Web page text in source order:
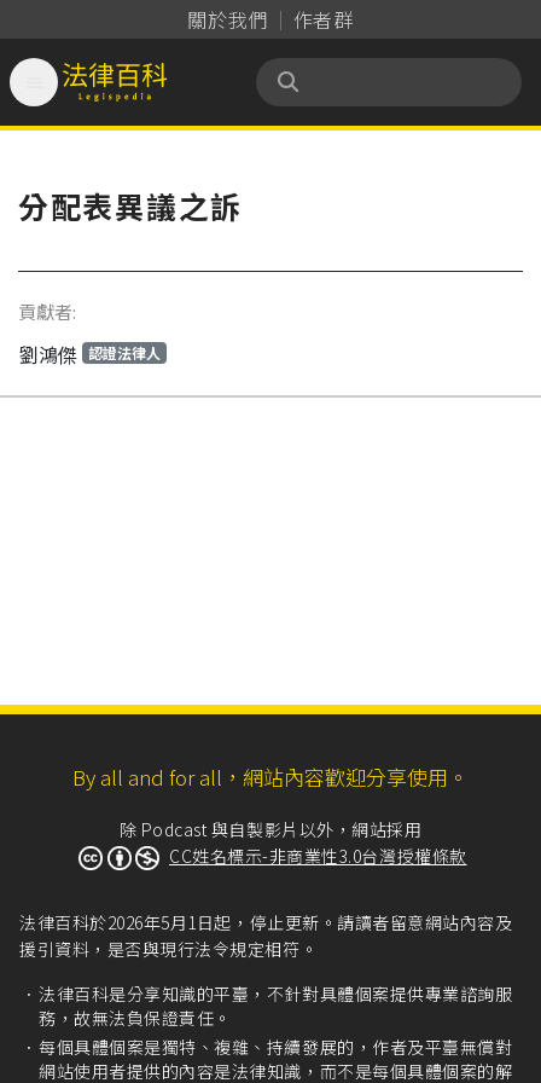
關於我們 作者群
法律百科 Legispedia
分配表異議之訴
貢獻者:
劉鴻傑 認證法律人
By all and for all，網站內容歡迎分享使用。
除 Podcast 與自製影片以外，網站採用
CC姓名標示-非商業性3.0台灣授權條款
法律百科於2026年5月1日起，停止更新。請讀者留意網站內容及
援引資料，是否與現行法令規定相符。
法律百科是分享知識的平臺，不針對具體個案提供專業諮詢服
務，故無法負保證責任。
每個具體個案是獨特、複雜、持續發展的，作者及平臺無償對
網站使用者提供的內容是法律知識，而不是每個具體個案的解